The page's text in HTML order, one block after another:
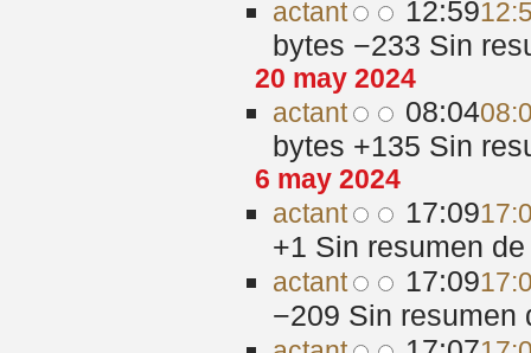
actant 12:59
bytes −233 Sin
20 may 2024
actant 08:04
bytes +135 Sin
6 may 2024
actant 17:09
+1 Sin resumen
actant 17:09
−209 Sin resumen